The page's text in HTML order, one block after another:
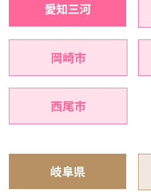
愛知三河
岡崎市
西尾市
岐阜県